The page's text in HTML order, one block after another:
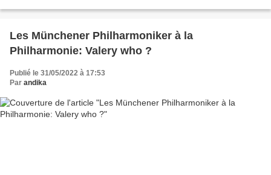
Les Münchener Philharmoniker à la
Philharmonie: Valery who ?
Publié le 31/05/2022 à 17:53
Par andika